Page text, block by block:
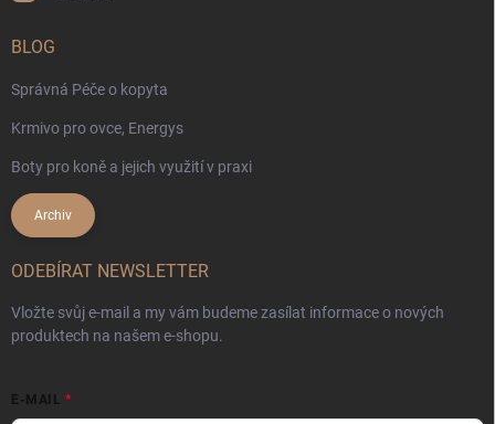
BLOG
Správná Péče o kopyta
Krmivo pro ovce, Energys
Boty pro koně a jejich využití v praxi
Archiv
ODEBÍRAT NEWSLETTER
Vložte svůj e-mail a my vám budeme zasílat informace o nových
produktech na našem e-shopu.
E-MAIL